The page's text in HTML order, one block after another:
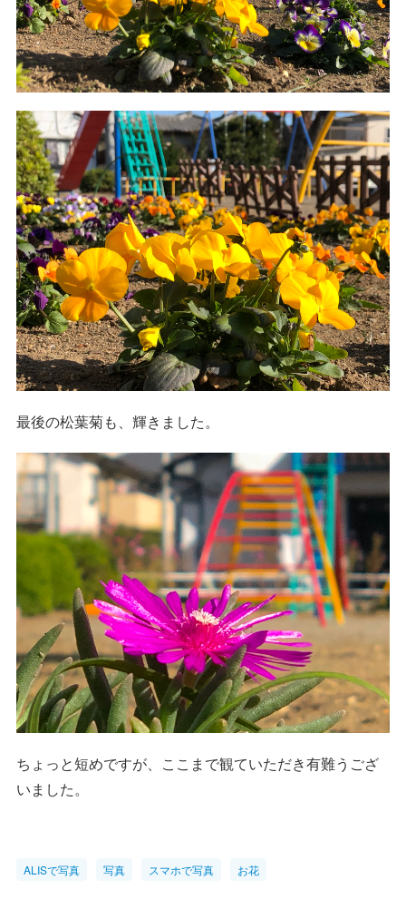
最後の松葉菊も、輝きました。
ちょっと短めですが、ここまで観ていただき有難うござ
いました。
ALISで写真 写真 スマホで写真 お花